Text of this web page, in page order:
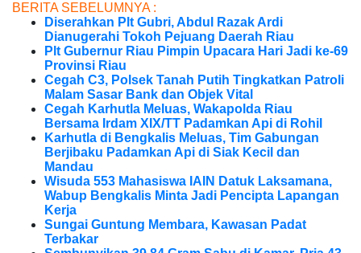
BERITA SEBELUMNYA :
Diserahkan Plt Gubri, Abdul Razak Ardi
Dianugerahi Tokoh Pejuang Daerah Riau
Plt Gubernur Riau Pimpin Upacara Hari Jadi ke-69
Provinsi Riau
Cegah C3, Polsek Tanah Putih Tingkatkan Patroli
Malam Sasar Bank dan Objek Vital
Cegah Karhutla Meluas, Wakapolda Riau
Bersama Irdam XIX/TT Padamkan Api di Rohil
Karhutla di Bengkalis Meluas, Tim Gabungan
Berjibaku Padamkan Api di Siak Kecil dan
Mandau
Wisuda 553 Mahasiswa IAIN Datuk Laksamana,
Wabup Bengkalis Minta Jadi Pencipta Lapangan
Kerja
Sungai Guntung Membara, Kawasan Padat
Terbakar